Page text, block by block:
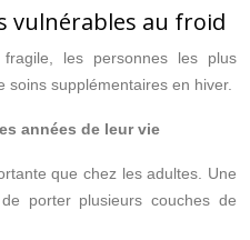
vulnérables au froid
les personnes les plus
soins supplémentaires en hiver.
années de leur vie
que chez les adultes. Une
porter plusieurs couches de